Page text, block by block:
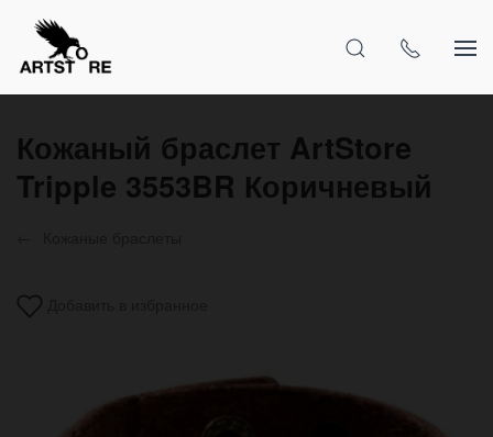
Кожаный браслет ArtStore
Tripple 3553BR Коричневый